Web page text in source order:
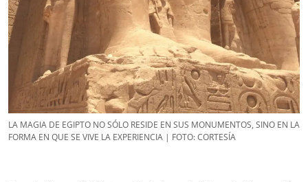
LA MAGIA DE EGIPTO NO SÓLO RESIDE EN SUS MONUMENTOS, SINO EN LA
FORMA EN QUE SE VIVE LA EXPERIENCIA | FOTO: CORTESÍA